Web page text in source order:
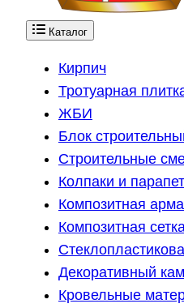
Каталог
Кирпич
Тротуарная
ЖБИ
Блок
Строительные
Колпаки и
Композитная
Композитная
Декоративный
Кровельные